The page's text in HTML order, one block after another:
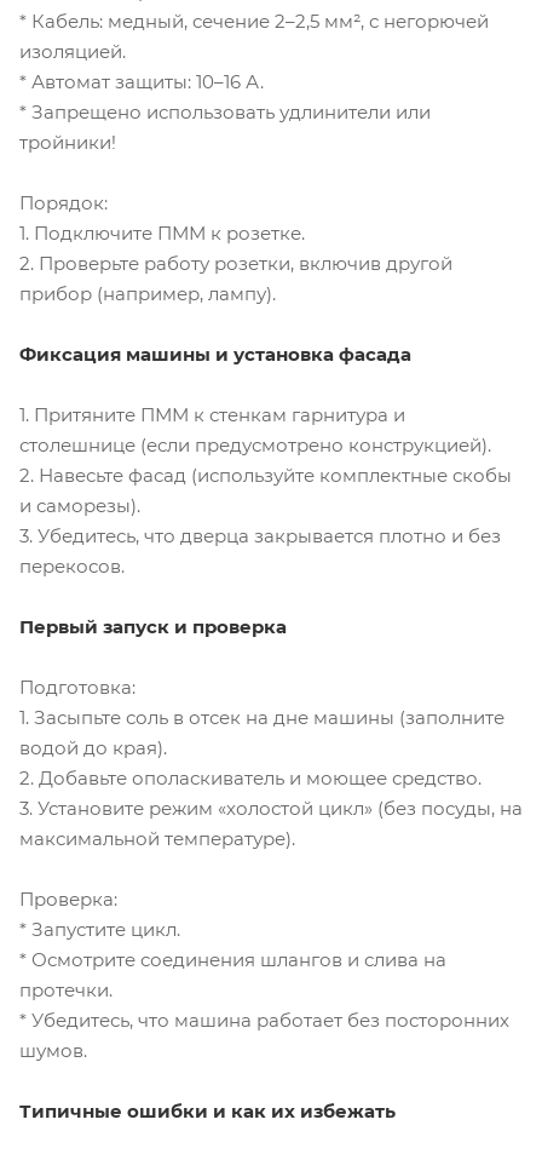
* Кабель: медный, сечение 2–2,5 мм², с негорючей
изоляцией.
* Автомат защиты: 10–16 А.
* Запрещено использовать удлинители или
тройники!
Порядок:
1. Подключите ПММ к розетке.
2. Проверьте работу розетки, включив другой
прибор (например, лампу).
Фиксация машины и установка фасада
1. Притяните ПММ к стенкам гарнитура и
столешнице (если предусмотрено конструкцией).
2. Навесьте фасад (используйте комплектные скобы
и саморезы).
3. Убедитесь, что дверца закрывается плотно и без
перекосов.
Первый запуск и проверка
Подготовка:
1. Засыпьте соль в отсек на дне машины (заполните
водой до края).
2. Добавьте ополаскиватель и моющее средство.
3. Установите режим «холостой цикл» (без посуды, на
максимальной температуре).
Проверка:
* Запустите цикл.
* Осмотрите соединения шлангов и слива на
протечки.
* Убедитесь, что машина работает без посторонних
шумов.
Типичные ошибки и как их избежать